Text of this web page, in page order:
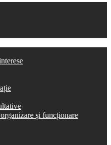
și funcționare